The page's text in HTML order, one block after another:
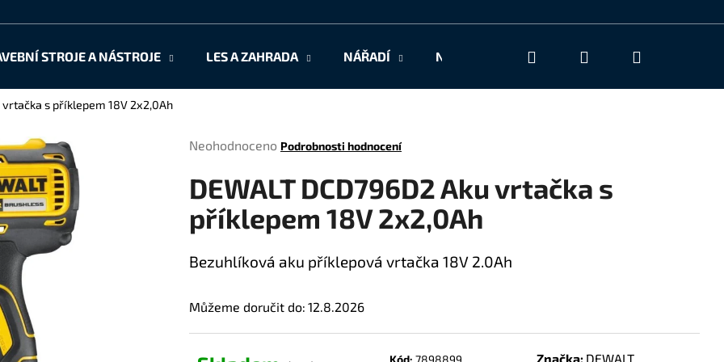
STROJE A NÁSTROJE LES A ZAHRADA NÁŘADÍ NAŠE SLUŽBY KONTAKT
Hledat Přihlášení
vrtačka s příklepem 18V 2x2,0Ah
Průměrné
produktu
je
0,0
z
hvězdiček.
Neohodnoceno Podrobnosti hodnocení
DEWALT DCD796D2 Aku vrtačka s
příklepem 18V 2x2,0Ah
Bezuhlíková aku příklepová vrtačka 18V 2.0Ah
Můžeme doručit do: 12.8.2026
Kód: 7898899 Značka: DEWALT
Co potřebujete najít?
HLEDAT
Doporučujeme